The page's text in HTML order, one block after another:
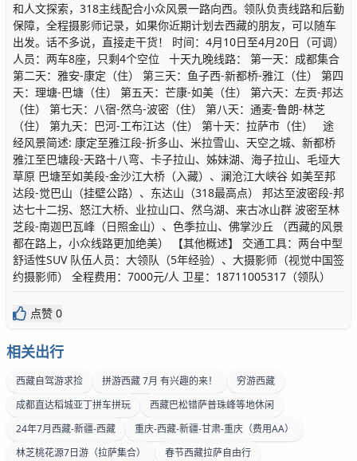
和人文探索，318主线配合小众风景一路向西。领队负责线路和后勤
保障，全程摄影师记录，如果你近期计划去西藏的朋友，可以随车
出发。话不多说，直接走干货！ 时间：4月10日至4月20日（可调）
人员：两车8座，只剩4个空位 十天九晚线路： 第一天：成都集合
第二天：雅安-康定（住） 第三天：鱼子西-新都桥-雅江（住） 第四
天：理塘-巴塘（住） 第五天：芒康-如美（住） 第六天：左贡-邦达
（住） 第七天：八宿-然乌-波密（住） 第八天：通麦-鲁朗-林芝
（住） 第九天：巴河-工布江达（住） 第十天：拉萨市（住） 途
经风景简述: 康定至雅江段-折多山、米拉雪山、天空之城、新都桥
雅江至巴塘段-天路十八弯、卡子拉山、姊妹湖、海子拉山、毛垭大
草原 巴塘至如美段-金沙江大桥（入藏）、澜沧江大峡谷 如美至邦
达段-觉巴山（挂壁公路）、东达山（318最高点） 邦达至波密段-邦
达七十二拐、怒江大桥、业拉山口、然乌湖、来古冰山群 波密至林
芝段-南迦巴瓦峰（日照金山）、色季拉山、佛掌沙丘 （西藏的风景
都在路上，小众线路更加绝美） 【其他概述】 交通工具：两台中型
舒适性SUV 队伍人员：大领队（5年经验）、大摄影师（视觉中国签
约摄影师） 全程费用：7000元/人 卫星：18711005317（领队）
点赞 0
相关出行
西藏自驾游求捡 拼游西藏 7月 有兴趣的来！
穷游西藏
成都直达稻城亚丁拼车拼玩
西藏巴松错萨普珠峰等地休闲
24年7月西藏-新疆-西藏
重庆-西藏-新疆-甘肃-重庆（费用AA）
林芝桃花源7日游（拉萨集合）
春节西藏拉萨自由行